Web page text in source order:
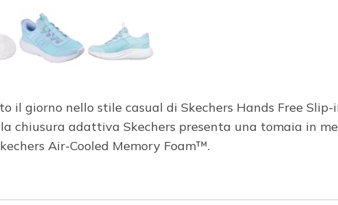
il giorno nello stile casual di Skechers Hands Free
chiusura adattiva Skechers presenta una tomaia in
Air-Cooled Memory Foam™.